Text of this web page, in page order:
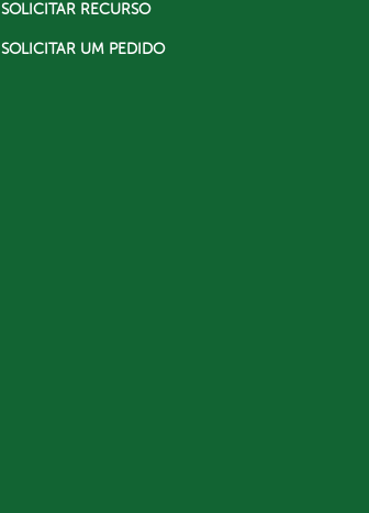
SOLICITAR RECURSO
SOLICITAR UM PEDIDO